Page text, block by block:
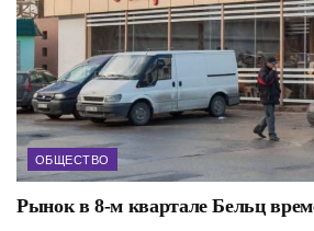
ОБЩЕСТВО
Рынок в 8-м квартале Бельц